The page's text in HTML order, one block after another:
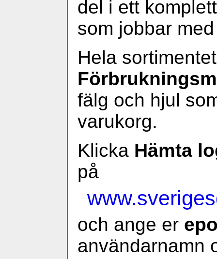
del i ett
som jobbar
Hela
fälg och hjul
varukorg.
Klicka Hämta
på
och ange er
användarnamn